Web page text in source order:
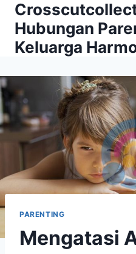
Skip
content
Hubungan
Keluarga
PARENTING
Mengatasi